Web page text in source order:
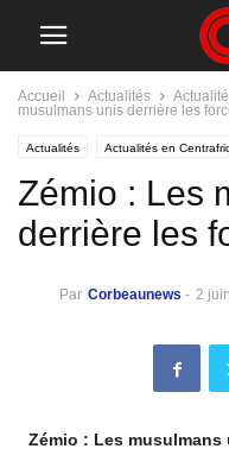
Accueil Actualités
musulmans unis derrière les
Actualités Actualités en
Zémio : Les
derrière les
Par Corbeaunews - 2
Zémio : Les musulmans